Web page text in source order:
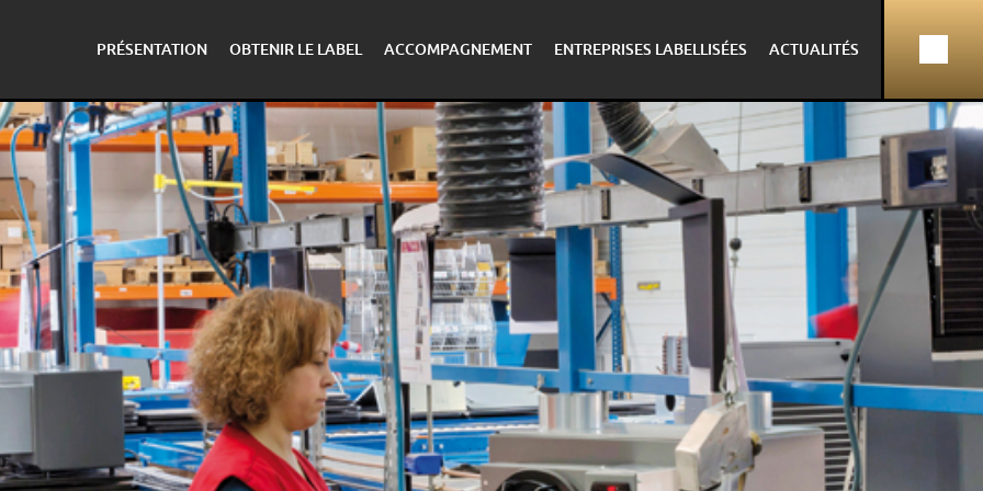
PRÉSENTATION OBTENIR LE LABEL ACCOMPAGNEMENT ENTREPRISES LABELLISÉES ACTUALITÉS